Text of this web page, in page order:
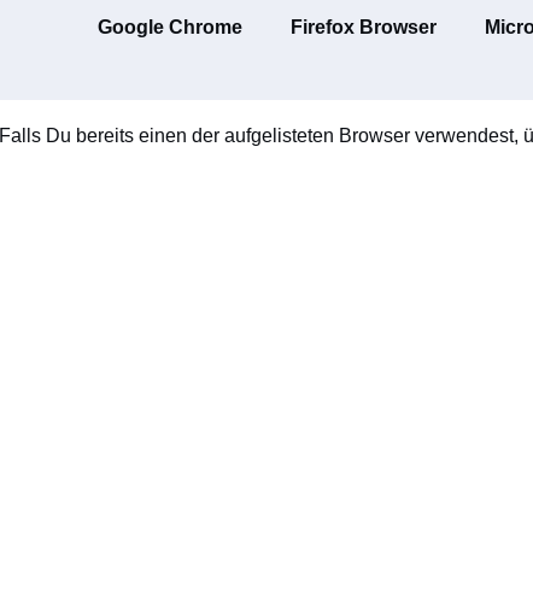
Google Chrome Firefox Browser
Falls Du bereits einen der aufgelisteten Browser verwendest,